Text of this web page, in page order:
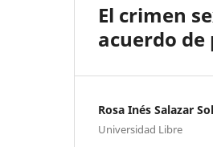
El crimen
acuerdo de
Rosa Inés Salazar
Universidad Libre